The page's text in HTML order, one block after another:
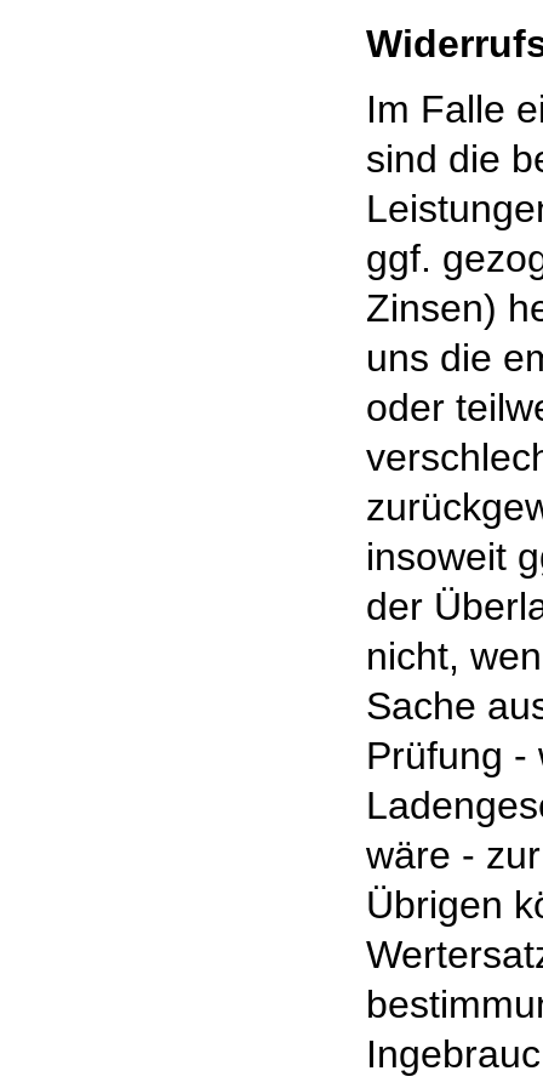
Im Falle
sind die
ggf.
Zinsen)
uns die
oder
insoweit
der
nicht,
Sache
Prüfung -
wäre -
Übrigen